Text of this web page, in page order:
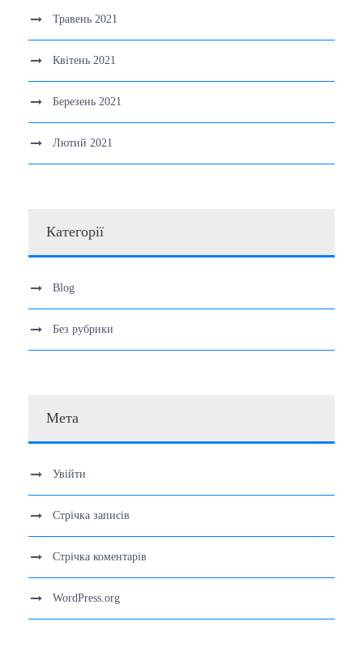
Травень 2021
Квітень 2021
Березень 2021
Лютий 2021
Категорії
Blog
Без рубрики
Мета
Увійти
Стрічка записів
Стрічка коментарів
WordPress.org